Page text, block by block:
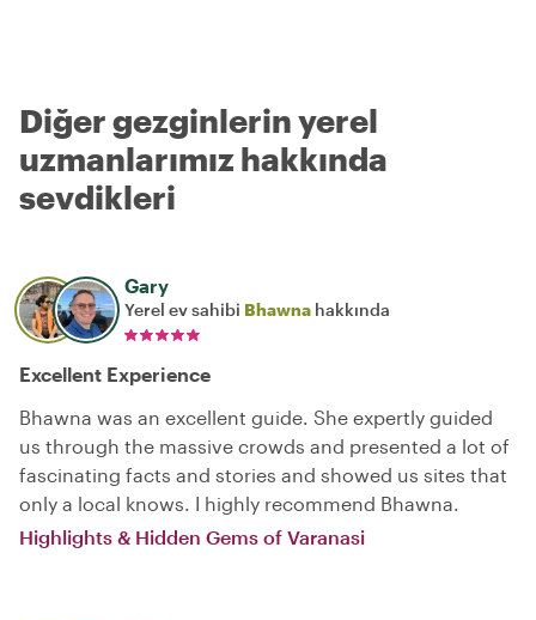
Diğer gezginlerin yerel
uzmanlarımız hakkında
sevdikleri
Gary
Yerel ev sahibi Bhawna hakkında
Excellent Experience
Bhawna was an excellent guide. She expertly guided
us through the massive crowds and presented a lot of
fascinating facts and stories and showed us sites that
only a local knows. I highly recommend Bhawna.
Highlights & Hidden Gems of Varanasi